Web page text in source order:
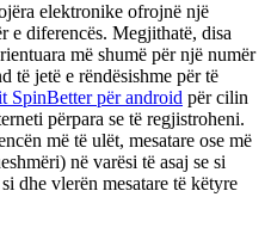
elektronike ofrojnë një
e diferencës. Megjithatë, disa
më shumë për një numër
të jetë e rëndësishme për të
SpinBetter për android për cilin
përpara se të regjistroheni.
më të ulët, mesatare ose më
në varësi të asaj se si
dhe vlerën mesatare të këtyre